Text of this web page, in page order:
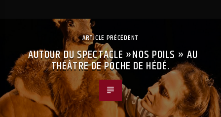
ARTICLE PRÉCÉDENT
AUTOUR DU SPECTACLE »NOS POILS » AU
THÉÂTRE DE POCHE DE HÉDÉ.